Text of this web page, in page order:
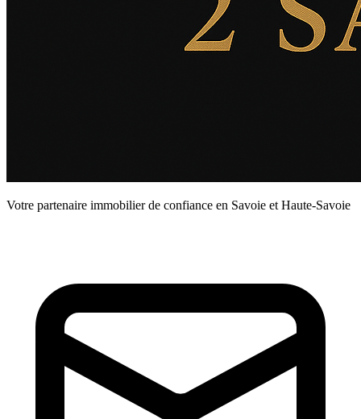
Votre partenaire immobilier de confiance en Savoie et Haute-Savoie